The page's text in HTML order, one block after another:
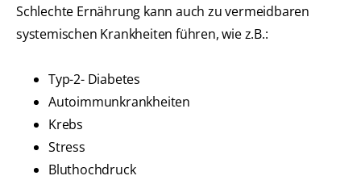
Schlechte Ernährung kann auch zu vermeidbaren
systemischen Krankheiten führen, wie z.B.:
Typ-2- Diabetes
Autoimmunkrankheiten
Krebs
Stress
Bluthochdruck